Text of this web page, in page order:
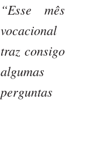
“Esse mês
vocacional
traz consigo
algumas
perguntas